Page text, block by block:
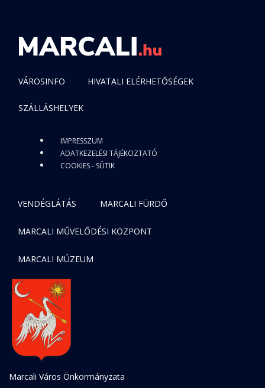
VÁROSINFO HIVATALI ELÉRHETŐSÉGEK
SZÁLLÁSHELYEK
IMPRESSZUM
ADATKEZELÉSI TÁJÉKOZTATÓ
COOKIES - SÜTIK
VENDÉGLÁTÁS MARCALI FÜRDŐ
MARCALI MŰVELŐDÉSI KÖZPONT
MARCALI MÚZEUM
Marcali Város Önkormányzata